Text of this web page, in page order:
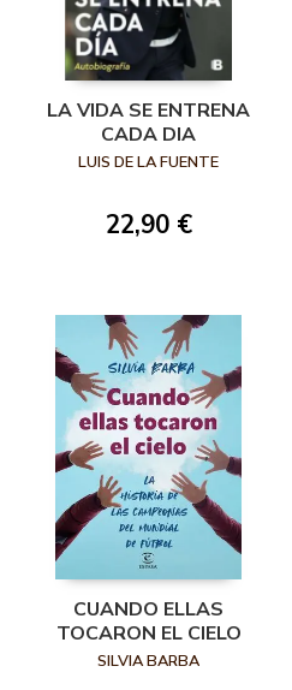
LA VIDA SE ENTRENA
CADA DIA
LUIS DE LA FUENTE
22,90 €
CUANDO ELLAS
TOCARON EL CIELO
SILVIA BARBA